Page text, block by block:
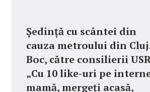
Ședință cu scântei din
cauza metroului din
Boc, către consilierii
„Cu 10 like-uri pe
mamă, mergeți acasă,